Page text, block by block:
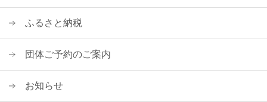
ふるさと納税
団体ご予約のご案内
お知らせ